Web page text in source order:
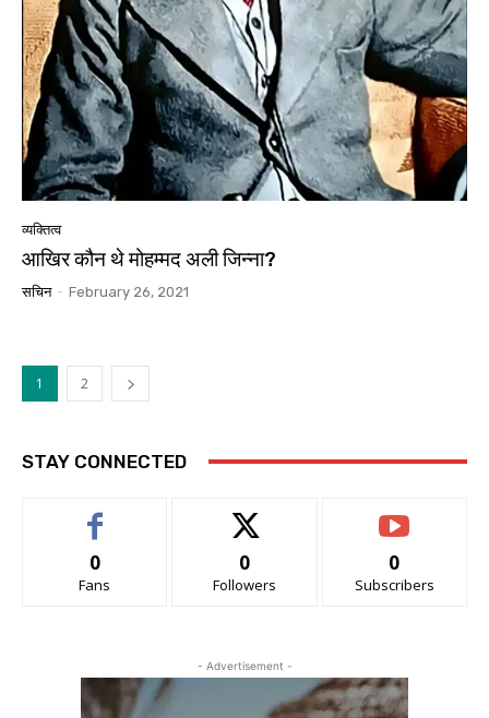
व्यक्तित्व
आखिर कौन थे मोहम्मद अली जिन्ना?
सचिन - February 26, 2021
1 2
STAY CONNECTED
0
Fans
0
Followers
0
Subscribers
- Advertisement -